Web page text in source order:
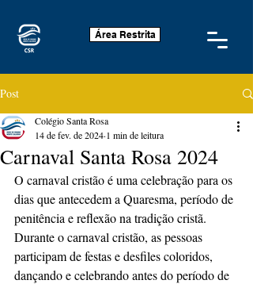
Área Restrita
Post
Carnaval Santa Rosa 2024
Colégio Santa Rosa
14 de fev. de 2024 1 min de leitura
O carnaval cristão é uma celebração para os
dias que antecedem a Quaresma, período de
penitência e reflexão na tradição cristã.
Durante o carnaval cristão, as pessoas
participam de festas e desfiles coloridos,
dançando e celebrando antes do período de